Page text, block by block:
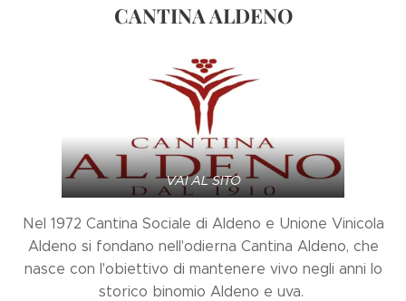
CANTINA ALDENO
VAI AL SITO
Nel 1972 Cantina Sociale di Aldeno e Unione Vinicola
Aldeno si fondano nell'odierna Cantina Aldeno, che
nasce con l'obiettivo di mantenere vivo negli anni lo
storico binomio Aldeno e uva.